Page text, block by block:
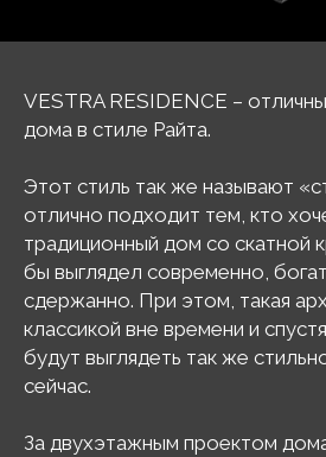
VESTRA RESIDENCE –
дома в стиле Райта.
Этот стиль так же называют
отлично подходит тем, кто
традиционный дом со скатной
бы выглядел современно,
сдержанно. При этом, такая
классикой вне времени и
будут выглядеть так же
сейчас.
За двухэтажным проектом